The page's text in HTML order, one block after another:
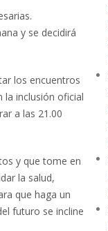
y se decidirá
los encuentros
la inclusión oficial
a las 21.00
y que tome en
la salud,
que haga un
futuro se incline